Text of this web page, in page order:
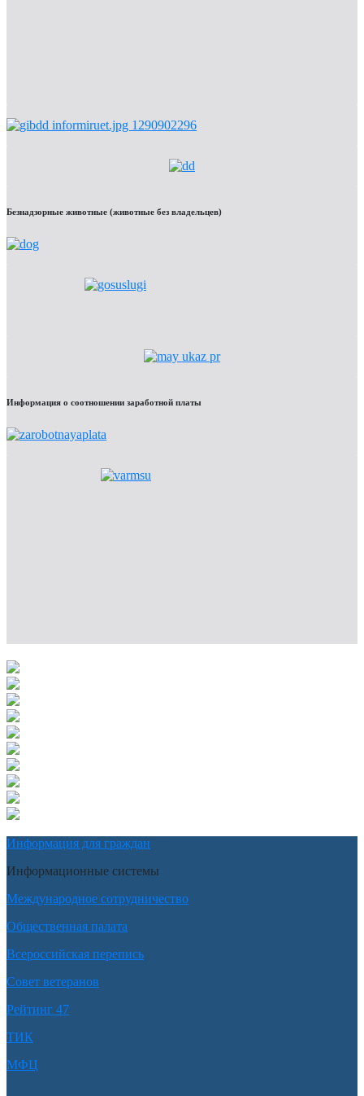
Безнадзорные животные (животные без владельцев)
Информация о соотношении заработной платы
Информация для граждан
Информационные системы
Международное сотрудничество
Общественная палата
Всероссийская перепись
Совет ветеранов
Рейтинг 47
ТИК
МФЦ